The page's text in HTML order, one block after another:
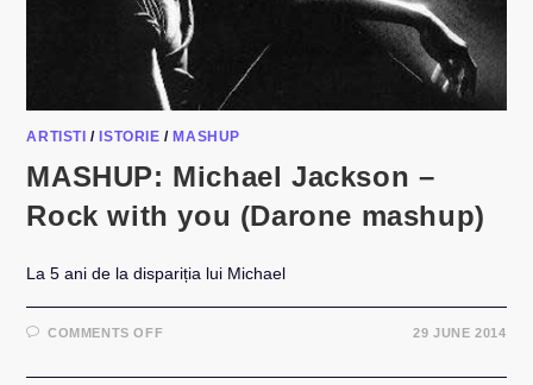
ARTISTI /ISTORIE /MASHUP
MASHUP: Michael Jackson –
Rock with you (Darone mashup)
La 5 ani de la dispariția lui Michael
COMMENTS OFFON
JACKSON
29 JUNE 2014